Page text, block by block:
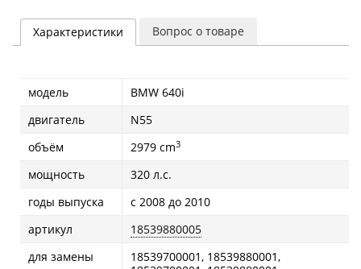
Характеристики Вопрос о товаре
модель
BMW 640i
двигатель
N55
объём
2979 cm3
мощность
320 л.с.
годы выпуска
с 2008 до 2010
артикул
18539880005
для замены
18539700001, 18539880001,